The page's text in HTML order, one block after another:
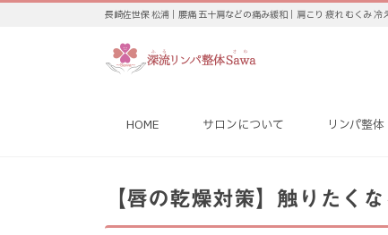
長崎佐世保 松浦｜腰痛 五十肩などの痛み緩和｜肩こり 疲れ むくみ 冷
HOME サロンについて リンパ整体
【唇の乾燥対策】触りたく